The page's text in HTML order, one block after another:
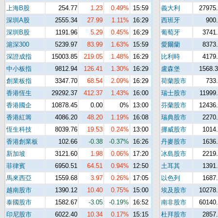
上海B股
254.77 1.23 0.49%
15:59
深圳A股
2555.34 27.99 1.11%
16:29
深圳B股
1191.96 5.29 0.45%
16:29
滬深300
5239.97 83.99 1.63%
15:59
深證成指
15003.85 219.05 1.48%
16:29
中小板指
9812.94 126.41 1.30%
16:29
創業板指
3347.70 68.54 2.09%
16:29
香港恆生
29292.37 412.37 1.43%
16:00
香港國企
10878.45 0.00 0%
13:00
香港紅籌
4086.20 48.20 1.19%
16:08
恆生科技
8039.76 19.53 0.24%
13:00
香港創業板
102.66 -0.38 -0.37%
16:26
新加坡
3121.60 1.98 0.06%
17:20
菲律賓
6950.51 64.51 0.94%
12:50
馬來西亞
1559.68 3.97 0.26%
17:05
越南股市
1390.12 10.40 0.75%
15:00
泰國股市
1582.67 -3.05 -0.19%
16:52
印尼股市
6022.40 10.34 0.17%
15:15
義大利
西班牙
葡萄牙
愛爾蘭
比利時
盧森堡
荷蘭股市
瑞士股市
芬蘭股市
瑞典股市
挪威股市
丹麥股市
冰島股市
土耳其
以色列
埃及股市
南非股市
杜拜股市